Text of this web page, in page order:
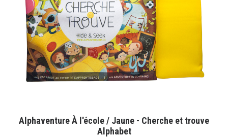
AJOUTER AU PANIER
Alphaventure À l'école / Jaune - Cherche et trouve
Alphabet